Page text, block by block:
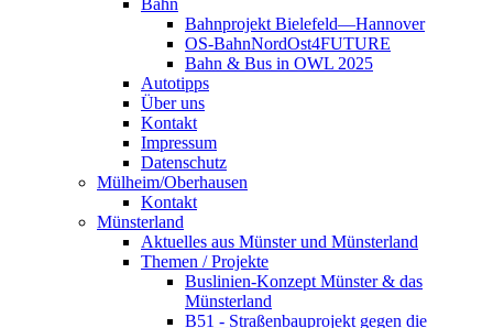
Bahn
Bahnprojekt Bielefeld—Hannover
OS-BahnNordOst4FUTURE
Bahn & Bus in OWL 2025
Autotipps
Über uns
Kontakt
Impressum
Datenschutz
Mülheim/Oberhausen
Kontakt
Münsterland
Aktuelles aus Münster und Münsterland
Themen / Projekte
Buslinien-Konzept Münster & das
Münsterland
B51 - Straßenbauprojekt gegen die